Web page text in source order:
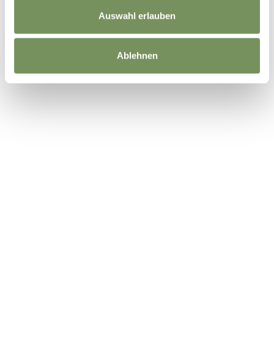
Auswahl erlauben
Ablehnen
NACHHALTIGE MOBILITÄT